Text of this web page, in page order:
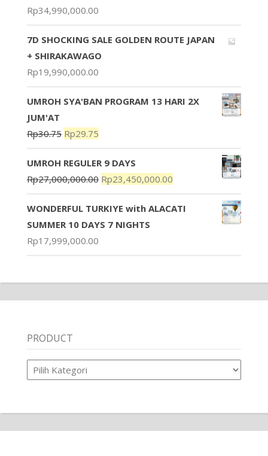
Rp34,990,000.00
7D SHOCKING SALE GOLDEN ROUTE JAPAN
+ SHIRAKAWAGO
Rp19,990,000.00
UMROH SYA'BAN PROGRAM 13 HARI 2X
JUM'AT
Rp30.75 Rp29.75
UMROH REGULER 9 DAYS
Rp27,000,000.00 Rp23,450,000.00
WONDERFUL TURKIYE with ALACATI
SUMMER 10 DAYS 7 NIGHTS
Rp17,999,000.00
PRODUCT
Product